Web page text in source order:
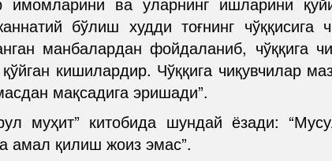
бўлиш худди тоғнинг
манбалардан фойдаланиб, чўққига
кишилардир. Чўққига чиқувчилар
мақсадига эришади”.
муҳит” китобида шундай ёзади:
амал қилиш жоиз эмас”.